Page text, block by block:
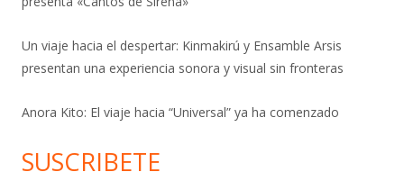
Un viaje hacia el despertar: Kinmakirú y Ensamble Arsis
presentan una experiencia sonora y visual sin fronteras
Anora Kito: El viaje hacia “Universal” ya ha comenzado
SUSCRIBETE